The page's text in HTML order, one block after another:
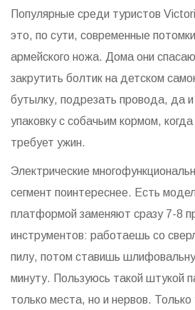
Популярные среди туристов
это, по сути, современные
армейского ножа. Дома они
закрутить болтик на детском
бутылку, подрезать провода, да
упаковку с собачьим кормом,
требует ужин.
Электрические
сегмент поинтереснее. Есть
платформой заменяют сразу 7-8
инструментов: работаешь со
пилу, потом ставишь
минуту. Пользуюсь такой штукой
только места, но и нервов.